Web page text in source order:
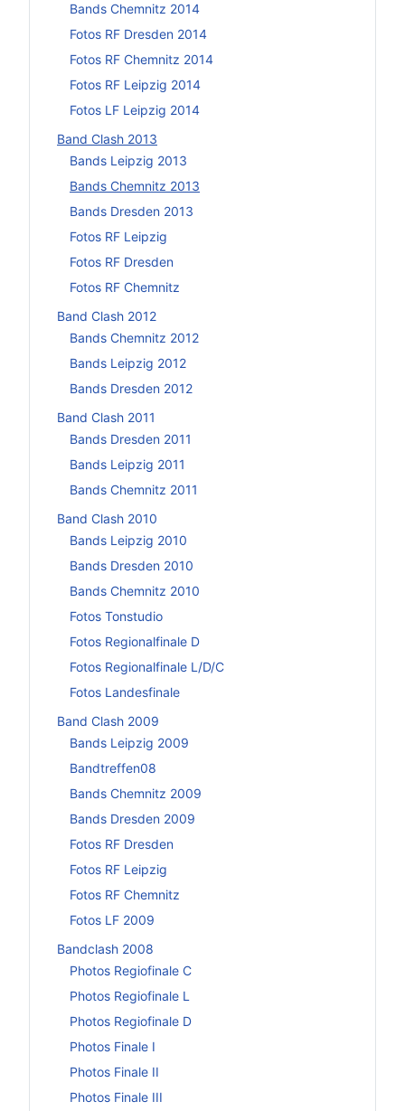
Bands Chemnitz 2014
Fotos RF Dresden 2014
Fotos RF Chemnitz 2014
Fotos RF Leipzig 2014
Fotos LF Leipzig 2014
Band Clash 2013
Bands Leipzig 2013
Bands Chemnitz 2013
Bands Dresden 2013
Fotos RF Leipzig
Fotos RF Dresden
Fotos RF Chemnitz
Band Clash 2012
Bands Chemnitz 2012
Bands Leipzig 2012
Bands Dresden 2012
Band Clash 2011
Bands Dresden 2011
Bands Leipzig 2011
Bands Chemnitz 2011
Band Clash 2010
Bands Leipzig 2010
Bands Dresden 2010
Bands Chemnitz 2010
Fotos Tonstudio
Fotos Regionalfinale D
Fotos Regionalfinale L/D/C
Fotos Landesfinale
Band Clash 2009
Bands Leipzig 2009
Bandtreffen08
Bands Chemnitz 2009
Bands Dresden 2009
Fotos RF Dresden
Fotos RF Leipzig
Fotos RF Chemnitz
Fotos LF 2009
Bandclash 2008
Photos Regiofinale C
Photos Regiofinale L
Photos Regiofinale D
Photos Finale I
Photos Finale II
Photos Finale III